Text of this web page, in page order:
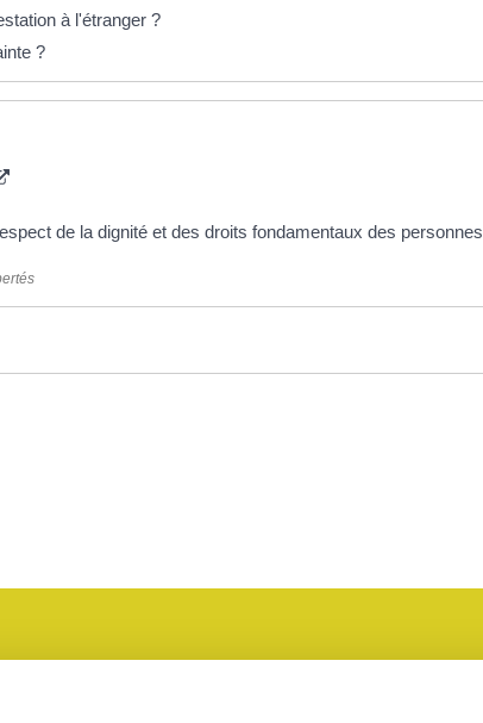
à l'étranger ?
?
de la dignité et des droits fondamentaux des personnes